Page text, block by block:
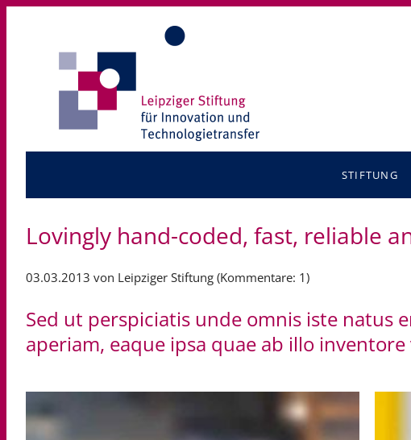
STIFTUNG
Häufige
Vorstand
Lovingly hand-coded, fast, reliable
03.03.2013 von Leipziger Stiftung (Kommentare: 1)
Sed ut perspiciatis unde omnis iste
aperiam, eaque ipsa quae ab illo